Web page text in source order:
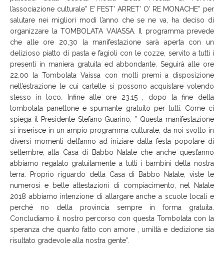
l’associazione culturale” E’ FEST’ ARRET’ O’ RE MONACHE” per
salutare nei migliori modi l’anno che se ne va, ha deciso di
organizzare la TOMBOLATA VAIASSA. Il programma prevede
che alle ore 20,30 la manifestazione sarà aperta con un
delizioso piatto di pasta e fagioli con le cozze, servito a tutti i
presenti in maniera gratuita ed abbondante. Seguirà alle ore
22.00 la Tombolata Vaissa con molti premi a disposizione
nell’estrazione le cui cartelle si possono acquistare volendo
stesso in loco. Infine alle ore 23.15 , dopo la fine della
tombolata panettone e spumante gratuito per tutti. Come ci
spiega il Presidente Stefano Guarino, ” Questa manifestazione
si inserisce in un ampio programma culturale, da noi svolto in
diversi momenti dell’anno ad iniziare dalla festa popolare di
settembre, alla Casa di Babbo Natale che anche quest’anno
abbiamo regalato gratuitamente a tutti i bambini della nostra
terra. Proprio riguardo della Casa di Babbo Natale, viste le
numerosi e belle attestazioni di compiacimento, nel Natale
2018 abbiamo intenzione di allargare anche a scuole locali e
perché no della provincia sempre in forma gratuita.
Concludiamo il nostro percorso con questa Tombolata con la
speranza che quanto fatto con amore , umiltà e dedizione sia
risultato gradevole alla nostra gente”.